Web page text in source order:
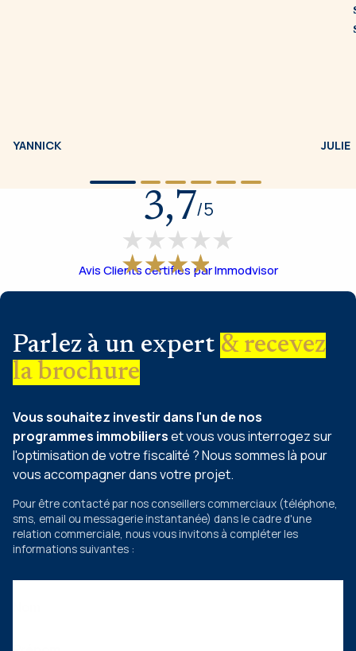
YANNICK JULIE
3,7/5
Avis Clients certifiés par Immodvisor
Parlez à un expert & recevez
la brochure
Vous souhaitez investir dans l'un de nos
programmes immobilierset vous vous interrogez sur
l'optimisation de votre fiscalité ? Nous sommes là pour
vous accompagner dans votre projet.
Pour être contacté par nos conseillers commerciaux (téléphone,
sms, email ou messagerie instantanée) dans le cadre d'une
relation commerciale, nous vous invitons à compléter les
informations suivantes :